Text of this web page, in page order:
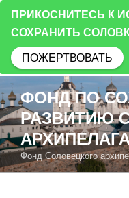
Перейти
к
содержимому
ФОНД ПО
РАЗВИТИЮ
Фонд Соловецкого
ПРИКОСНИТЕСЬ К
СОХРАНИТЬ
ПОЖЕРТВОВАТЬ